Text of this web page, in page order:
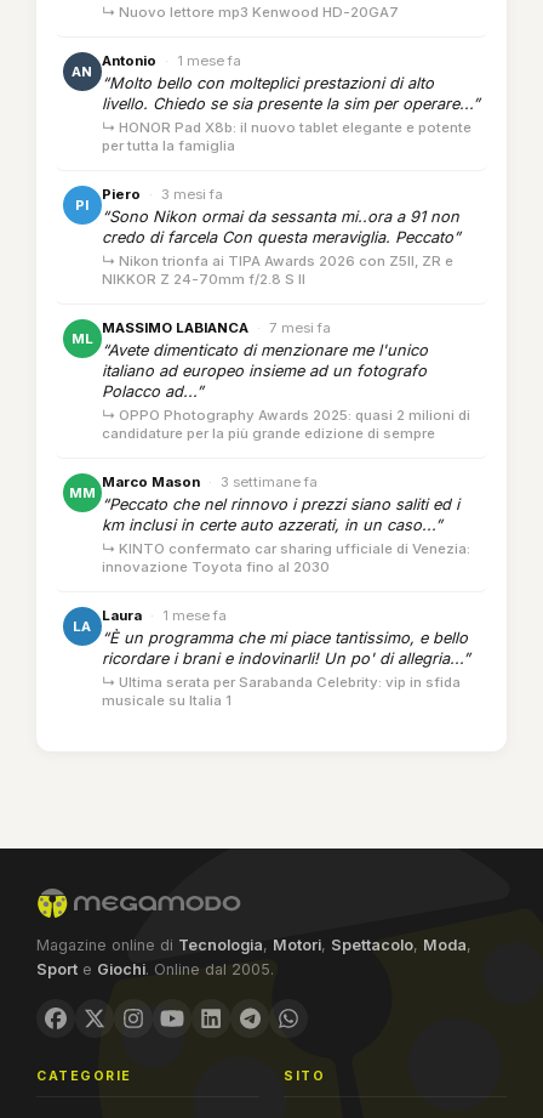
↳ Nuovo lettore mp3 Kenwood HD-20GA7
AN
Antonio · 1 mese fa
“Molto bello con molteplici prestazioni di alto
livello. Chiedo se sia presente la sim per operare...”
↳ HONOR Pad X8b: il nuovo tablet elegante e potente
per tutta la famiglia
PI
Piero · 3 mesi fa
“Sono Nikon ormai da sessanta mi..ora a 91 non
credo di farcela Con questa meraviglia. Peccato”
↳ Nikon trionfa ai TIPA Awards 2026 con Z5II, ZR e
NIKKOR Z 24-70mm f/2.8 S II
ML
MASSIMO LABIANCA · 7 mesi fa
“Avete dimenticato di menzionare me l'unico
italiano ad europeo insieme ad un fotografo
Polacco ad...”
↳ OPPO Photography Awards 2025: quasi 2 milioni di
candidature per la più grande edizione di sempre
MM
Marco Mason · 3 settimane fa
“Peccato che nel rinnovo i prezzi siano saliti ed i
km inclusi in certe auto azzerati, in un caso...”
↳ KINTO confermato car sharing ufficiale di Venezia:
innovazione Toyota fino al 2030
LA
Laura · 1 mese fa
“È un programma che mi piace tantissimo, e bello
ricordare i brani e indovinarli! Un po' di allegria...”
↳ Ultima serata per Sarabanda Celebrity: vip in sfida
musicale su Italia 1
Magazine online di Tecnologia, Motori, Spettacolo, Moda,
Sport e Giochi. Online dal 2005.
CATEGORIE SITO